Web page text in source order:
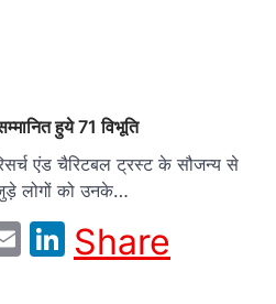
हुये 71 विभूति
एंड चैरिटबल ट्रस्ट के सौजन्य से
लोगों को उनके…
EmailLinkedIn
Share